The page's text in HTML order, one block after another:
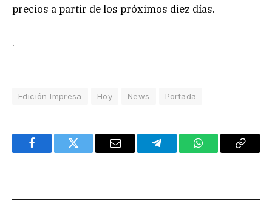
precios a partir de los próximos diez días.
.
Edición Impresa Hoy News Portada
FacebookTwitter Email TelegramWhatsAppCopy